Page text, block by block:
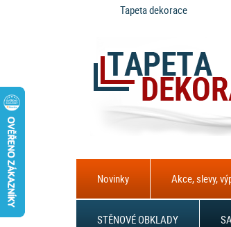
Tapeta dekorace
Novinky Akce, slevy,
STĚNOVÉ OBKLADY